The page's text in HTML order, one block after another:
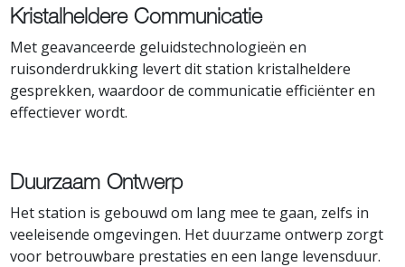
Kristalheldere Communicatie
Met geavanceerde geluidstechnologieën en
ruisonderdrukking levert dit station kristalheldere
gesprekken, waardoor de communicatie efficiënter en
effectiever wordt.
Duurzaam Ontwerp
Het station is gebouwd om lang mee te gaan, zelfs in
veeleisende omgevingen. Het duurzame ontwerp zorgt
voor betrouwbare prestaties en een lange levensduur.